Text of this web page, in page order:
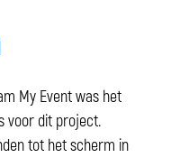
My Event was het
voor dit project.
tot het scherm in